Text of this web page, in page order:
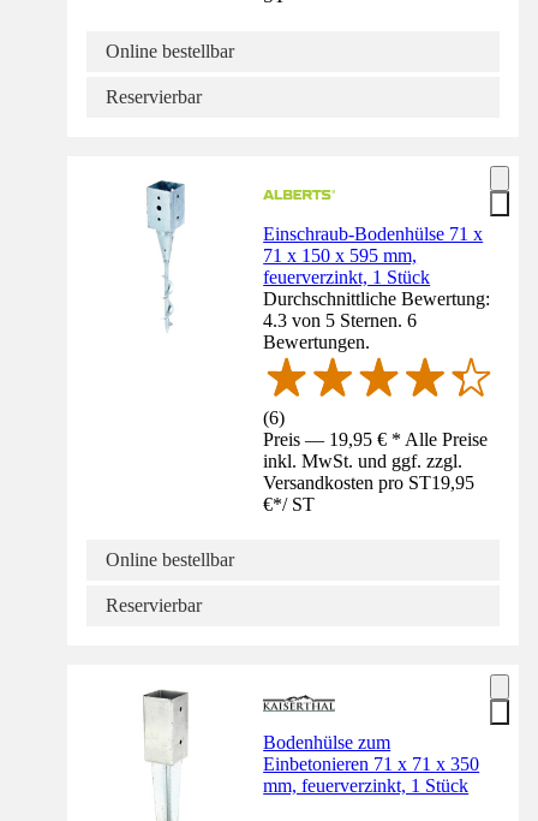
Online bestellbar
Reservierbar
Einschraub-Bodenhülse 71 x
71 x 150 x 595 mm,
feuerverzinkt, 1 Stück
Durchschnittliche Bewertung:
4.3 von 5 Sternen. 6
Bewertungen.
(6)
Preis — 19,95 € * Alle Preise
inkl. MwSt. und ggf. zzgl.
Versandkosten pro ST19,95
€*/ ST
Online bestellbar
Reservierbar
Bodenhülse zum
Einbetonieren 71 x 71 x 350
mm, feuerverzinkt, 1 Stück